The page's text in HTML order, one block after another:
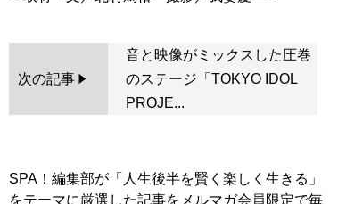
次の記事
音と映像がミックスした圧巻
のステージ「TOKYO IDOL
PROJE...
SPA！編集部が「人生後半を賢く楽しく生きる」
をテーマに厳選した記事をメルマガ会員限定で毎